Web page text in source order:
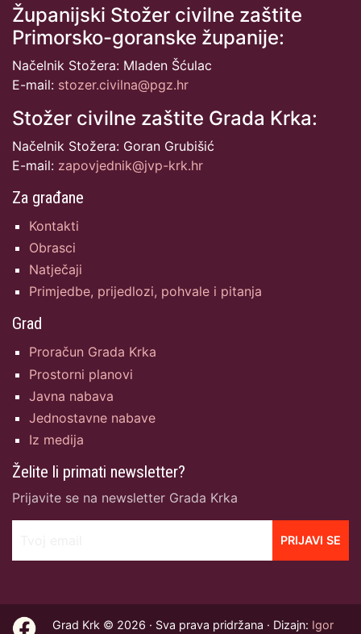
Županijski Stožer civilne zaštite
Primorsko-goranske županije:
Načelnik Stožera: Mladen Šćulac
E-mail: stozer.civilna@pgz.hr
Stožer civilne zaštite Grada Krka:
Načelnik Stožera: Goran Grubišić
E-mail: zapovjednik@jvp-krk.hr
Za građane
Kontakti
Obrasci
Natječaji
Primjedbe, prijedlozi, pohvale i pitanja
Grad
Proračun Grada Krka
Prostorni planovi
Javna nabava
Jednostavne nabave
Iz medija
Želite li primati newsletter?
Prijavite se na newsletter Grada Krka
PRIJAVI SE
Grad Krk © 2026 · Sva prava pridržana · Dizajn: Igor